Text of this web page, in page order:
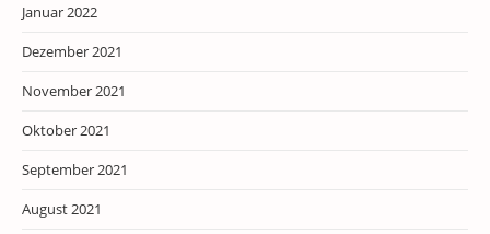
Januar 2022
Dezember 2021
November 2021
Oktober 2021
September 2021
August 2021